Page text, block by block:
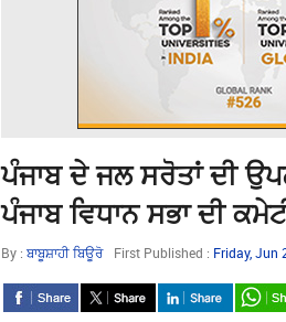
ਪੰਜਾਬ ਦੇ ਜਲ ਸਰੋਤਾਂ ਦੀ
ਪੰਜਾਬ ਵਿਧਾਨ ਸਭਾ ਦੀ
By : ਬਾਬੂਸ਼ਾਹੀ ਬਿਊਰੋ First Published : Friday, Jun